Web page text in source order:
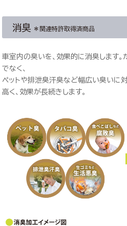
消臭 ＊関連特許取得済商品
車室内の臭いを、効果的に消臭します
でなく、
ペットや排泄臭汗臭など幅広い臭いに
高く、効果が長続きします。